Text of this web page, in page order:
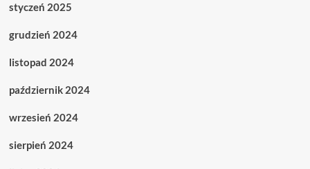
styczeń 2025
grudzień 2024
listopad 2024
październik 2024
wrzesień 2024
sierpień 2024